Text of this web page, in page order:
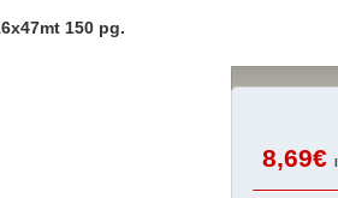
150 pg.
8,69€